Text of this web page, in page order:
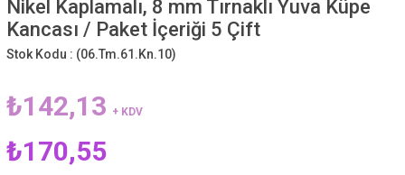
Nikel Kaplamalı, 8 mm Tırnaklı Yuva Küpe
Kancası / Paket İçeriği 5 Çift
Stok Kodu : (06.Tm.61.Kn.10)
₺142,13 + KDV
₺170,55